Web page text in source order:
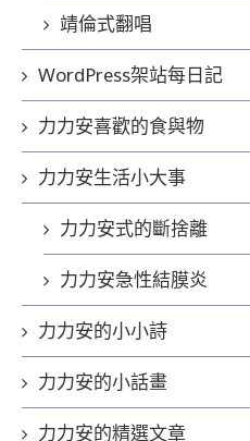
靖倫式翻唱
WordPress架站每日記
力力安喜歡的食與物
力力安生活小大事
力力安式的斷捨離
力力安急性結膜炎
力力安的小小詩
力力安的小話畫
力力安的精選文章